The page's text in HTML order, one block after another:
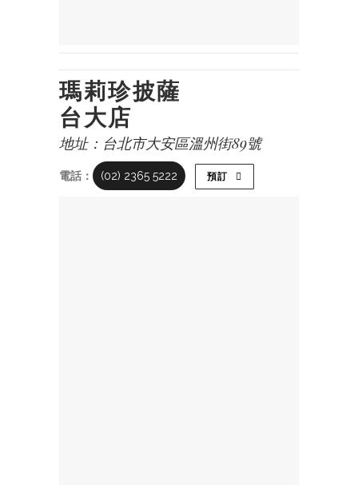
瑪莉珍披薩
台大店
地址：台北市大安區溫州街89號
電話： (02) 2365 5222 預訂